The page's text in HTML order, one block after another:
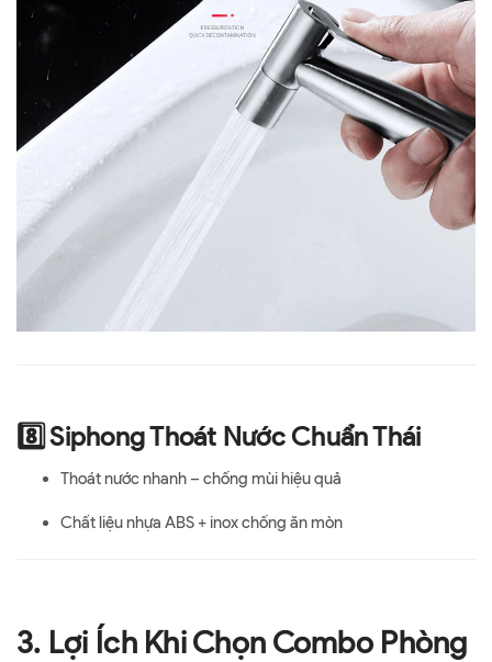
8️⃣ Siphong Thoát Nước Chuẩn Thái
Thoát nước nhanh – chống mùi hiệu quả
Chất liệu nhựa ABS + inox chống ăn mòn
3. Lợi Ích Khi Chọn Combo Phòng